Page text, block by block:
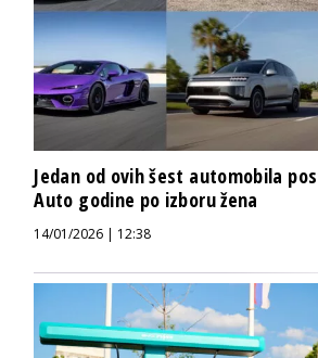
Jedan od ovih šest automobila
Auto godine po izboru žena
14/01/2026 | 12:38